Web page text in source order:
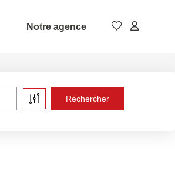
Notre agence